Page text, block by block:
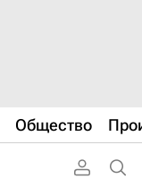
Общество